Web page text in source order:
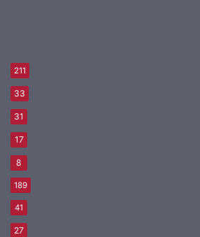
211
33
31
17
8
189
41
27